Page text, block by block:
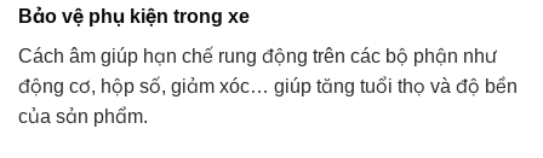
Bảo vệ phụ kiện trong xe
Cách âm giúp hạn chế rung động trên các bộ phận như
động cơ, hộp số, giảm xóc… giúp tăng tuổi thọ và độ bền
của sản phẩm.